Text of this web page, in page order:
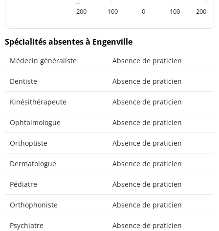
-100
0 100 200
-200
Spécialités absentes à Engenville
Médecin généraliste Absence de praticien
Dentiste Absence de praticien
Kinésithérapeute Absence de praticien
Ophtalmologue Absence de praticien
Orthoptiste Absence de praticien
Dermatologue Absence de praticien
Pédiatre Absence de praticien
Orthophoniste Absence de praticien
Psychiatre Absence de praticien